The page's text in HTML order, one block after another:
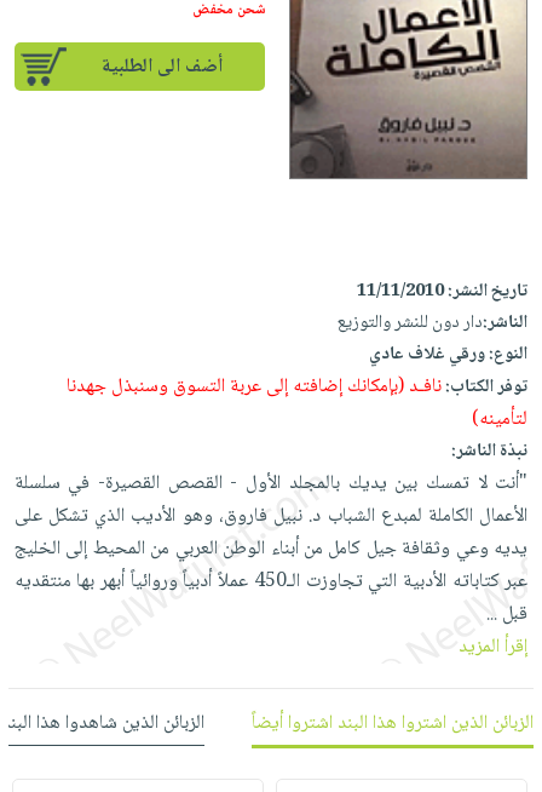
إختياراتنا
كتب
أكاديمية
صندوق
iKitab
بلا
حدود
أسئلة
يتكرر
iKitab
على
Android
تحميل
iKitab
على
Apple
أسئلة
يتكرر
طرحها
تحميل
masmu3
على
masmu3
على
Apple
المواضيع
الأكثر
مبيعاً
إختياراتنا
وسائل
القراءة
جوائز
تعليمية
الصحة
والعناية
جديد
أجهزة
العناية
الشخصية
العناية
وتصفيف
الشعر
العناية
بالجسم
العناية
بالأسنان
والتغذية
المطبخ
والسفرة
الكل
أواني
الطهي
أدوات
الخبز
أدوات
الأوعية
أدوات
المطبخ
متجر
الهدايا
أقسام
الأكثر
مبيعاً
للمدارس
اكسسوارات
كتب
شحن
مجاني
بنود
اشتراكات
كلبحث
متقدم
شحن مخفض
أضف الى الطلبية
تاريخ النشر:11/11/2010
الناشر:دار دون للنشر والتوزيع
النوع:ورقي غلاف عادي
توفر الكتاب:نافـد (بإمكانك إضافته إلى عربة التسوق وسنبذل جهدنا
لتأمينه)
نبذة الناشر:
"أنت لا تمسك بين يديك بالمجلد الأول - القصص القصيرة- في سلسلة
الأعمال الكاملة لمبدع الشباب د. نبيل فاروق، وهو الأديب الذي تشكل على
يديه وعي وثقافة جيل كامل من أبناء الوطن العربي من المحيط إلى الخليج
عبر كتاباته الأدبية التي تجاوزت الـ450 عملاً أدبياً وروائياً أبهر بها منتقديه
قبل...
إقرأ المزيد
الزبائن الذين اشتروا هذا البند اشتروا أيضاً الزبائن الذين شاهدوا هذا